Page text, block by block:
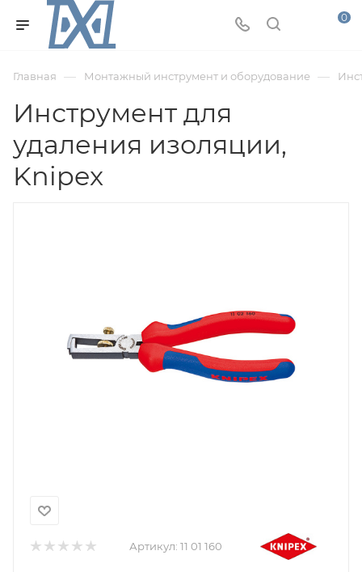
0
Главная — Монтажный инструмент и оборудование —
Инструмент для
удаления изоляции,
Knipex
Артикул: 11 01 160